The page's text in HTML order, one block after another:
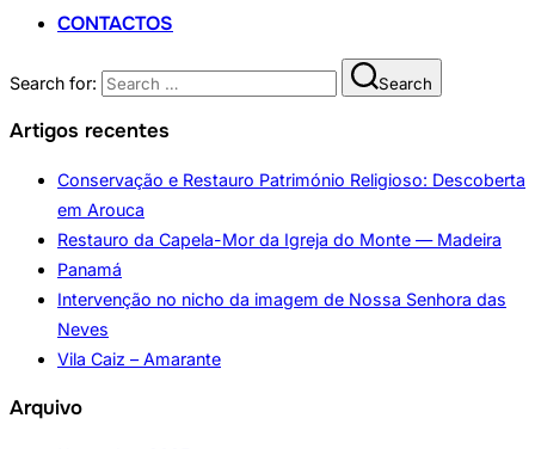
CONTACTOS
Search for: Search
Artigos recentes
Conservação e Restauro Património Religioso: Descoberta
em Arouca
Restauro da Capela-Mor da Igreja do Monte — Madeira
Panamá
Intervenção no nicho da imagem de Nossa Senhora das
Neves
Vila Caiz – Amarante
Arquivo